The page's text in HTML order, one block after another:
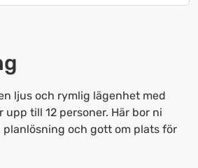
välja
frågetecknet
för
att
ljus och rymlig lägenhet med
till 12 personer. Här bor ni
planlösning och gott om plats för